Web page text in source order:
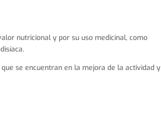
nutricional y por su uso medicinal, como
se encuentran en la mejora de la actividad y